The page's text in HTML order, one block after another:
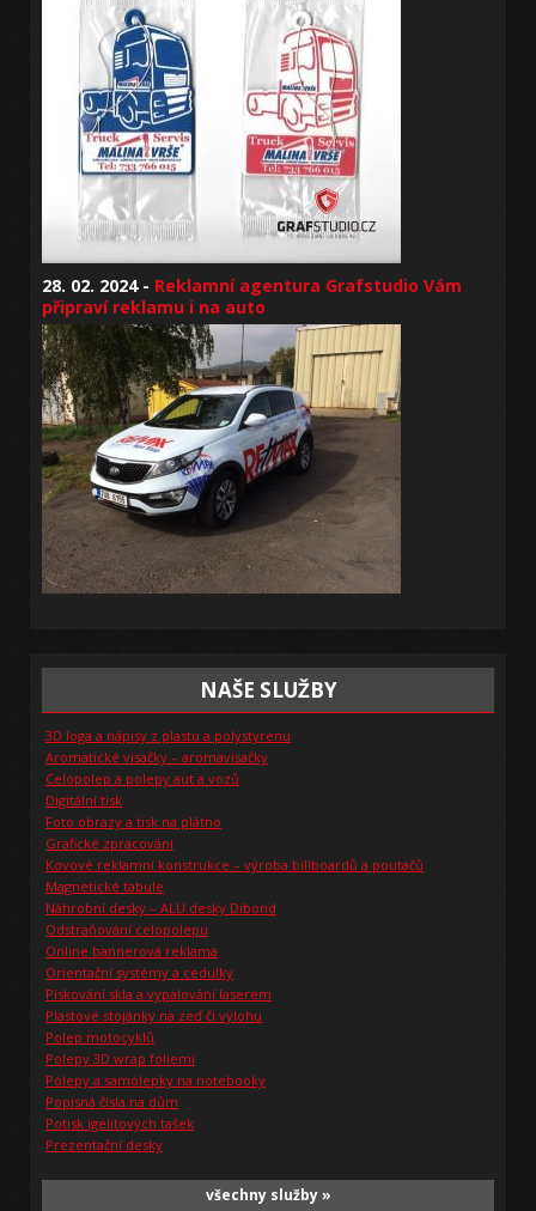
28. 02. 2024 - Reklamní agentura Grafstudio Vám
připraví reklamu i na auto
NAŠE SLUŽBY
3D loga a nápisy z plastu a polystyrenu
Aromatické visačky – aromavisačky
Celopolep a polepy aut a vozů
Digitální tisk
Foto obrazy a tisk na plátno
Grafické zpracování
Kovové reklamní konstrukce – výroba billboardů a poutačů
Magnetické tabule
Náhrobní desky – ALU desky Dibond
Odstraňování celopolepu
Online bannerová reklama
Orientační systémy a cedulky
Pískování skla a vypalování laserem
Plastové stojánky na zeď či výlohu
Polep motocyklů
Polepy 3D wrap foliemi
Polepy a samolepky na notebooky
Popisná čísla na dům
Potisk igelitových tašek
Prezentační desky
všechny služby »